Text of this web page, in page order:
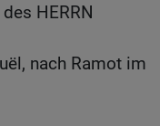
HERRN
nach Ramot im